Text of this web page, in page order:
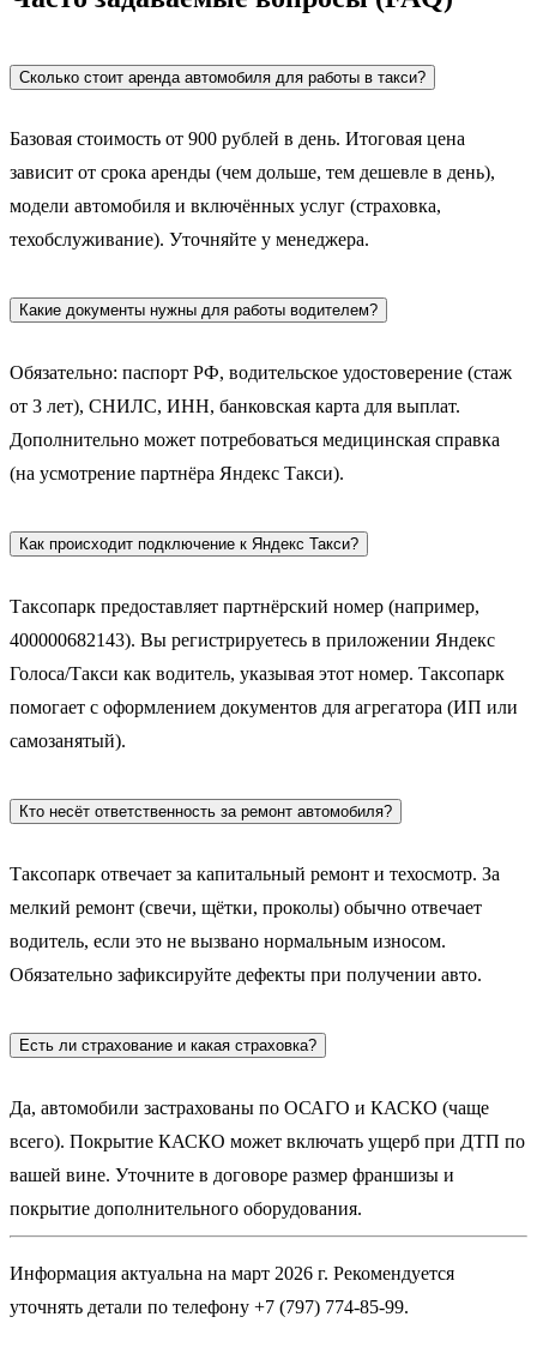
Сколько стоит аренда автомобиля для работы в такси?
Базовая стоимость от 900 рублей в день. Итоговая цена
зависит от срока аренды (чем дольше, тем дешевле в день),
модели автомобиля и включённых услуг (страховка,
техобслуживание). Уточняйте у менеджера.
Какие документы нужны для работы водителем?
Обязательно: паспорт РФ, водительское удостоверение (стаж
от 3 лет), СНИЛС, ИНН, банковская карта для выплат.
Дополнительно может потребоваться медицинская справка
(на усмотрение партнёра Яндекс Такси).
Как происходит подключение к Яндекс Такси?
Таксопарк предоставляет партнёрский номер (например,
400000682143). Вы регистрируетесь в приложении Яндекс
Голоса/Такси как водитель, указывая этот номер. Таксопарк
помогает с оформлением документов для агрегатора (ИП или
самозанятый).
Кто несёт ответственность за ремонт автомобиля?
Таксопарк отвечает за капитальный ремонт и техосмотр. За
мелкий ремонт (свечи, щётки, проколы) обычно отвечает
водитель, если это не вызвано нормальным износом.
Обязательно зафиксируйте дефекты при получении авто.
Есть ли страхование и какая страховка?
Да, автомобили застрахованы по ОСАГО и КАСКО (чаще
всего). Покрытие КАСКО может включать ущерб при ДТП по
вашей вине. Уточните в договоре размер франшизы и
покрытие дополнительного оборудования.
Информация актуальна на март 2026 г. Рекомендуется
уточнять детали по телефону +7 (797) 774-85-99.